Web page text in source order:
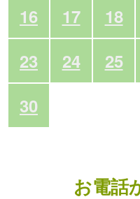
16
17 18
23
24 25
30
お電話